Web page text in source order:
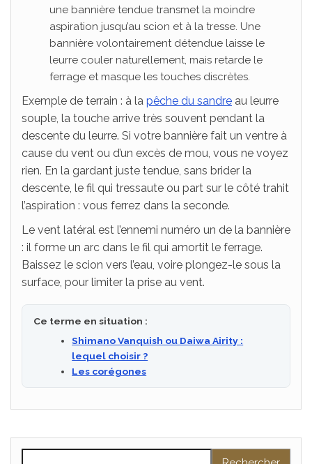
une bannière tendue transmet la moindre
aspiration jusqu’au scion et à la tresse. Une
bannière volontairement détendue laisse le
leurre couler naturellement, mais retarde le
ferrage et masque les touches discrètes.
Exemple de terrain : à la pêche du sandre au leurre
souple, la touche arrive très souvent pendant la
descente du leurre. Si votre bannière fait un ventre à
cause du vent ou d’un excès de mou, vous ne voyez
rien. En la gardant juste tendue, sans brider la
descente, le fil qui tressaute ou part sur le côté trahit
l’aspiration : vous ferrez dans la seconde.
Le vent latéral est l’ennemi numéro un de la bannière
: il forme un arc dans le fil qui amortit le ferrage.
Baissez le scion vers l’eau, voire plongez-le sous la
surface, pour limiter la prise au vent.
Ce terme en situation :
Shimano Vanquish ou Daiwa Airity :
lequel choisir ?
Les corégones